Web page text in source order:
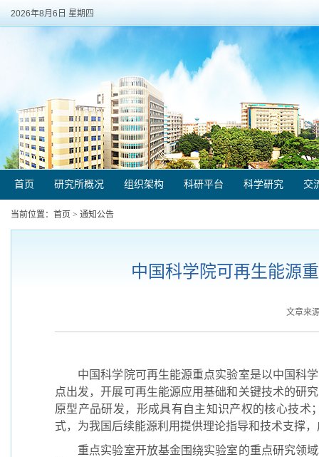
2026年8月6日 星期四
首页 研究所概况 组织架构 科研平台 科学研究 交
当前位置： 首页 > 通知公告
中国科学院可再生能源
文章来
中国科学院可再生能源重点实验室是以中国科
点出发，开展可再生能源应用基础和关键技术的研
原型产品研发，形成具有自主知识产权的核心技
式，为我国后续能源利用提供理论指导和技术支撑
重点实验室开放基金围绕实验室的重点研究领